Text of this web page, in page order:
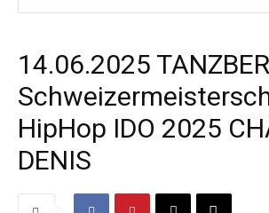
14.06.2025
HipHop IDO 2025
DENIS